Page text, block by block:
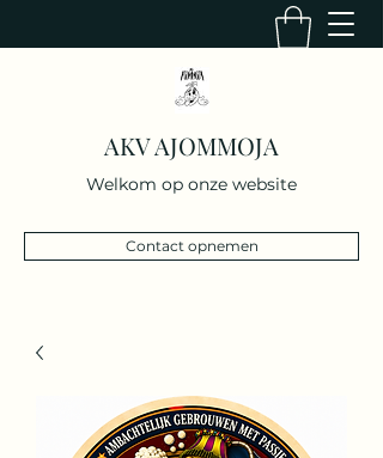
AKV AJOMMOJA
Welkom op onze website
Contact opnemen